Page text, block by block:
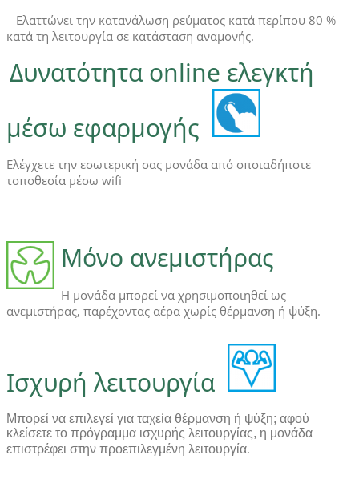
Ελαττώνει την κατανάλωση ρεύματος κατά περίπου 80 %
κατά τη λειτουργία σε κατάσταση αναμονής.
Δυνατότητα online ελεγκτή
μέσω εφαρμογής
Ελέγχετε την εσωτερική σας μονάδα από οποιαδήποτε
τοποθεσία μέσω wifi
Μόνο ανεμιστήρας
Η μονάδα μπορεί να χρησιμοποιηθεί ως
ανεμιστήρας, παρέχοντας αέρα χωρίς θέρμανση ή ψύξη.
Ισχυρή λειτουργία
Μπορεί να επιλεγεί για ταχεία θέρμανση ή ψύξη; αφού
κλείσετε το πρόγραμμα ισχυρής λειτουργίας, η μονάδα
επιστρέφει στην προεπιλεγμένη λειτουργία.